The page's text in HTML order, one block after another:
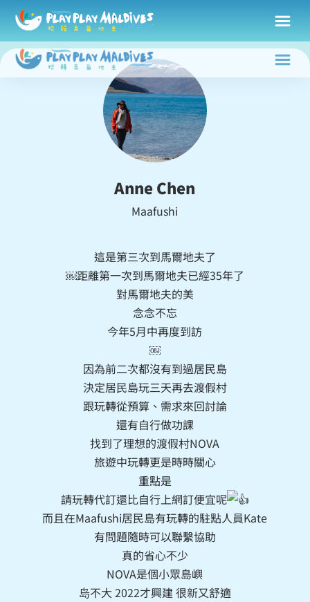
Anne Chen
Maafushi
這是第三次到馬爾地夫了
￼距離第一次到馬爾地夫已經35年了
對馬爾地夫的美
念念不忘
今年5月中再度到訪
￼
因為前二次都沒有到過居民島
決定居民島玩三天再去渡假村
跟玩轉從預算、需求來回討論
還有自行做功課
找到了理想的渡假村NOVA
旅遊中玩轉更是時時關心
重點是
請玩轉代訂還比自行上網訂便宜呢
而且在Maafushi居民島有玩轉的駐點人員Kate
有問題隨時可以聯繫協助
真的省心不少
NOVA是個小眾島嶼
𡷊不大 2022才興建 很新又舒適